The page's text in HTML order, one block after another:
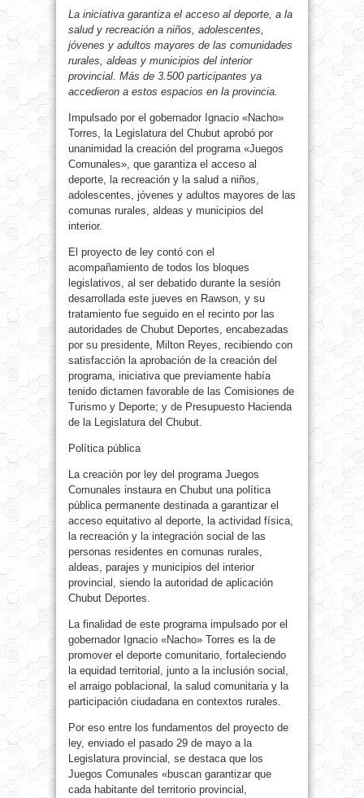
La iniciativa garantiza el acceso al deporte, a la
salud y recreación a niños, adolescentes,
jóvenes y adultos mayores de las comunidades
rurales, aldeas y municipios del interior
provincial. Más de 3.500 participantes ya
accedieron a estos espacios en la provincia.
Impulsado por el gobernador Ignacio «Nacho»
Torres, la Legislatura del Chubut aprobó por
unanimidad la creación del programa «Juegos
Comunales», que garantiza el acceso al
deporte, la recreación y la salud a niños,
adolescentes, jóvenes y adultos mayores de las
comunas rurales, aldeas y municipios del
interior.
El proyecto de ley contó con el
acompañamiento de todos los bloques
legislativos, al ser debatido durante la sesión
desarrollada este jueves en Rawson, y su
tratamiento fue seguido en el recinto por las
autoridades de Chubut Deportes, encabezadas
por su presidente, Milton Reyes, recibiendo con
satisfacción la aprobación de la creación del
programa, iniciativa que previamente había
tenido dictamen favorable de las Comisiones de
Turismo y Deporte; y de Presupuesto Hacienda
de la Legislatura del Chubut.
Política pública
La creación por ley del programa Juegos
Comunales instaura en Chubut una política
pública permanente destinada a garantizar el
acceso equitativo al deporte, la actividad física,
la recreación y la integración social de las
personas residentes en comunas rurales,
aldeas, parajes y municipios del interior
provincial, siendo la autoridad de aplicación
Chubut Deportes.
La finalidad de este programa impulsado por el
gobernador Ignacio «Nacho» Torres es la de
promover el deporte comunitario, fortaleciendo
la equidad territorial, junto a la inclusión social,
el arraigo poblacional, la salud comunitaria y la
participación ciudadana en contextos rurales.
Por eso entre los fundamentos del proyecto de
ley, enviado el pasado 29 de mayo a la
Legislatura provincial, se destaca que los
Juegos Comunales «buscan garantizar que
cada habitante del territorio provincial,